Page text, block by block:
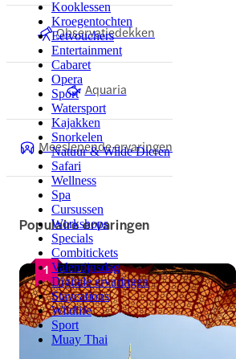
Kooklessen
Kroegentochten
Eetvouchers
Entertainment
Cabaret
Opera
Sport
Watersport
Kajakken
Snorkelen
Natuur & Wilde Dieren
Safari
Wellness
Spa
Cursussen
Workshops
Specials
Combitickets
Valentijnsdag
Digitale ervaringen
Staycations
Wildlife
Sport
Muay Thai
Observatiedekken
Aquaria
Meeslepende ervaringen
Populaire ervaringen
1